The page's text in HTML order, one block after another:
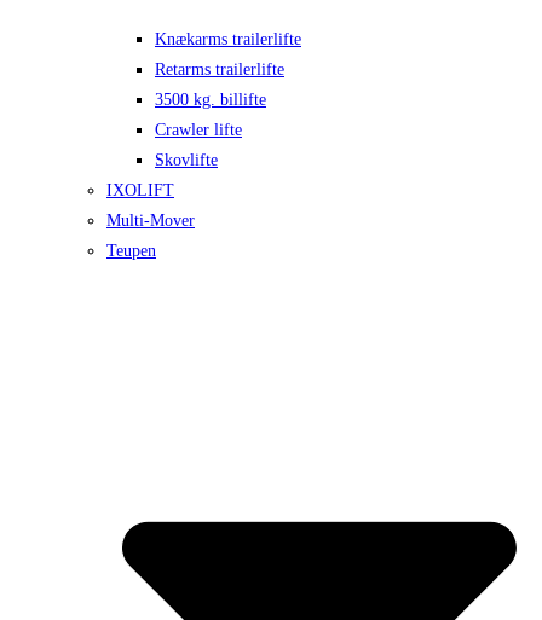
Knækarms trailerlifte
Retarms trailerlifte
3500 kg. billifte
Crawler lifte
Skovlifte
IXOLIFT
Multi-Mover
Teupen